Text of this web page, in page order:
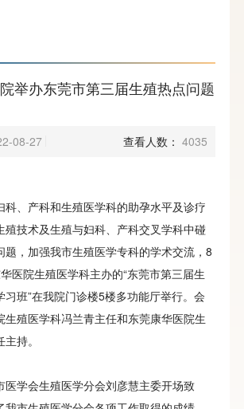
举办东莞市第三届生殖热点问题
08-27 查看人数： 4035
科、产科和生殖医学科的助孕水平及诊疗
殖技术及生殖与妇科、产科交叉学科中碰
题，加强我市生殖医学专科的学术交流，8
医院生殖医学科主办的“东莞市第三届生
习班”在我院门诊楼5楼多功能厅举行。会
生殖医学科冯兰青主任和东莞康华医院生
持。
医学会生殖医学分会刘彦慧主委开场致